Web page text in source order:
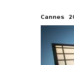
Cannes